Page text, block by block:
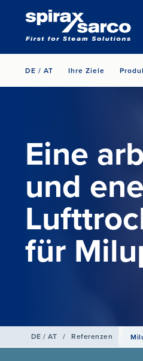
DE / AT Ihre Ziele
Eine
und
für
DE / AT / Referenzen